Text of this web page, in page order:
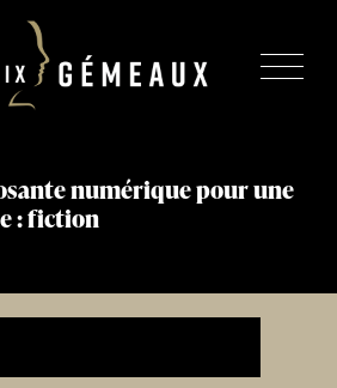
numérique pour une
: fiction